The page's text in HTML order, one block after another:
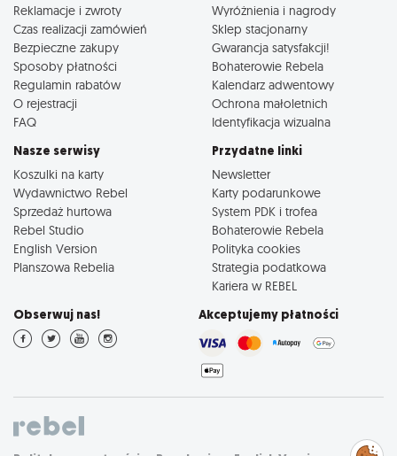
Reklamacje i zwroty
Czas realizacji zamówień
Bezpieczne zakupy
Sposoby płatności
Regulamin rabatów
O rejestracji
FAQ
Wyróżnienia i nagrody
Sklep stacjonarny
Gwarancja satysfakcji!
Bohaterowie Rebela
Kalendarz adwentowy
Ochrona małoletnich
Identyfikacja wizualna
Nasze serwisy
Koszulki na karty
Wydawnictwo Rebel
Sprzedaż hurtowa
Rebel Studio
English Version
Planszowa Rebelia
Przydatne linki
Newsletter
Karty podarunkowe
System PDK i trofea
Bohaterowie Rebela
Polityka cookies
Strategia podatkowa
Kariera w REBEL
Obserwuj nas! Akceptujemy płatności
Zarządzaj
preferencjami